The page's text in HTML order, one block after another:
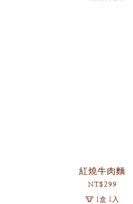
紅燒牛肉麵
NT$299
🐮 1盒 1入